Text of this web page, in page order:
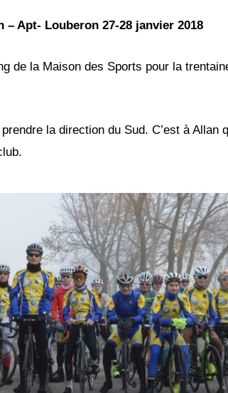
– Apt- Louberon 27-28 janvier 2018
de la Maison des Sports pour la
la direction du Sud. C’est à Allan